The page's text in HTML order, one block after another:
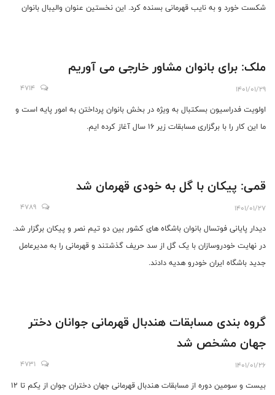
شکست خورد و به نایب قهرمانی بسنده کرد. این نخستین عنوان والیبال بانوان
است.
ملک: برای بانوان مشاور خارجی می آوریم
1401/01/29
4714
اولویت فدراسیون بسکتبال به ویژه در بخش بانوان پرداختن به امور پایه است و
ما این کار را با برگزاری مسابقات زیر 16 سال آغاز کرده ایم.
قمی: پیکان با گل به خودی قهرمان شد
1401/01/27
4789
دیدار پایانی فوتسال بانوان باشگاه های کشور بین دو تیم نصر و پیکان برگزار شد.
در نهایت خودروسازان با یک گل از سد حریف گذشتند و قهرمانی را به مدیرعامل
جدید باشگاه ایران خودرو هدیه دادند.
گروه بندی مسابقات هندبال قهرمانی جوانان دختر
جهان مشخص شد
1401/01/26
4731
بیست و سومین دوره از مسابقات هندبال قهرمانی جهان دختران جوان از یکم تا ۱۲